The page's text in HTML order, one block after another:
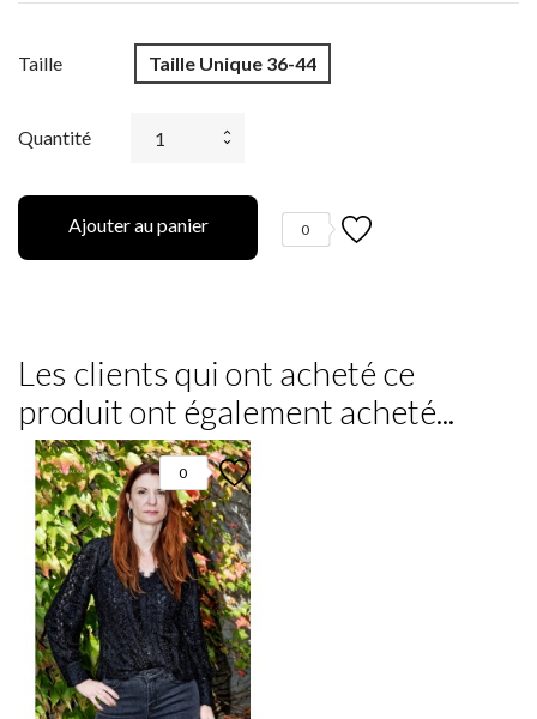
Taille Taille Unique 36-44
Quantité
Ajouter au panier 0
Les clients qui ont acheté ce
produit ont également acheté...
0